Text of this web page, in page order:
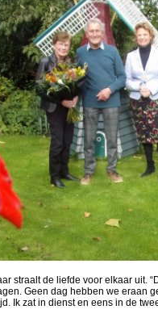
straalt de liefde voor elkaar uit.
Geen dag hebben we eraan
Ik zat in dienst en eens in de